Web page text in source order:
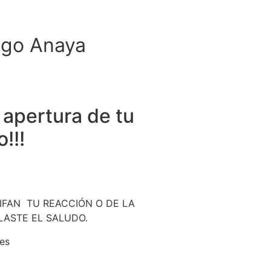
Anaya
apertura de tu
TU REACCIÓN O DE LA
EL SALUDO.